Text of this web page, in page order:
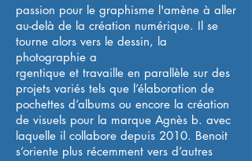
passion pour le graphisme l'amène à aller
au-delà de la création numérique. Il se
tourne alors vers le dessin, la
photographie a
rgentique et travaille en parallèle sur des
projets variés tels que l’élaboration de
pochettes d’albums ou encore la création
de visuels pour la marque Agnès b. avec
laquelle il collabore depuis 2010. Benoit
s’oriente plus récemment vers d’autres